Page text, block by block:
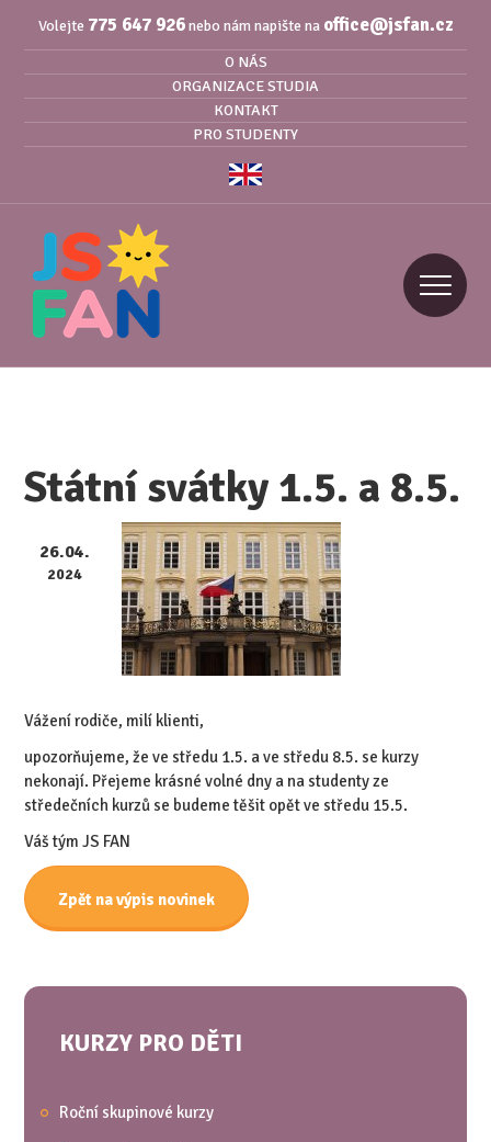
Volejte 775 647 926nebo nám napište na office@jsfan.cz
O NÁS
ORGANIZACE STUDIA
KONTAKT
PRO STUDENTY
Státní svátky 1.5. a 8.5.
26.04.
2024
Vážení rodiče, milí klienti,
upozorňujeme, že ve středu 1.5. a ve středu 8.5. se kurzy
nekonají. Přejeme krásné volné dny a na studenty ze
středečních kurzů se budeme těšit opět ve středu 15.5.
Váš tým JS FAN
Zpět na výpis novinek
KURZY PRO DĚTI
Roční skupinové kurzy